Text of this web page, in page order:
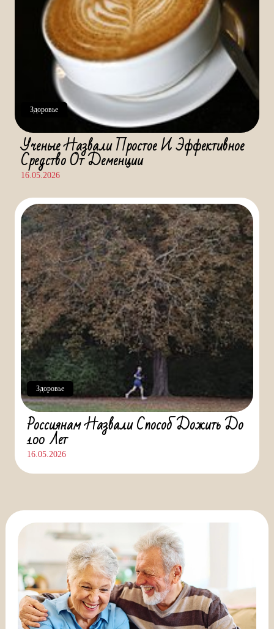
Здоровье
Ученые Назвали Простое И Эффективное
Средство От Деменции
16.05.2026
Россиянам Назвали Способ Дожить До
100 Лет
16.05.2026
Здоровье